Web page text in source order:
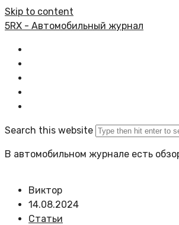
Skip to content
5RX - Автомобильный журнал
Search this website
В автомобильном журнале есть
Виктор
14.08.2024
Статьи